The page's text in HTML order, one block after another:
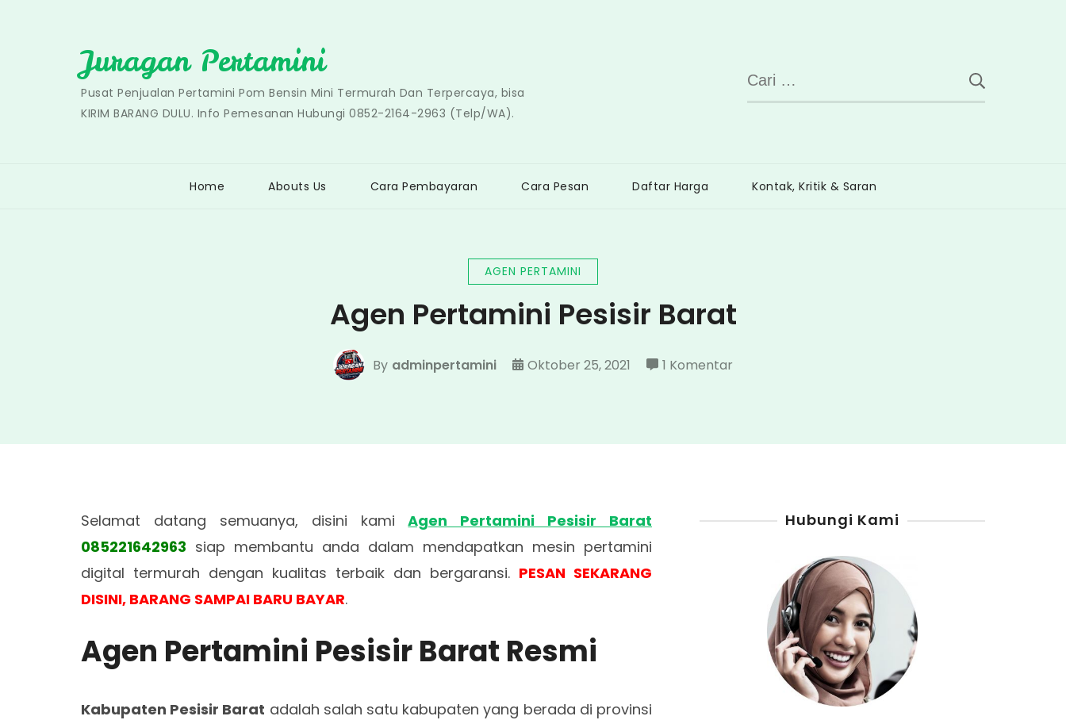
Juragan Pertamini
Pusat Penjualan Pertamini Pom Bensin Mini Termurah Dan Terpercaya, bisa
KIRIM BARANG DULU. Info Pemesanan Hubungi 0852-2164-2963 (Telp/WA).
Cari
untuk:
Home Abouts Us Cara Pembayaran Cara Pesan Daftar Harga Kontak, Kritik & Saran
AGEN PERTAMINI
Agen Pertamini Pesisir Barat
By adminpertamini Oktober 25, 2021 1 Komentar
Selamat datang semuanya, disini kamiAgen Pertamini Pesisir Barat
085221642963 siap membantu anda dalam mendapatkan mesin pertamini
digital termurah dengan kualitas terbaik dan bergaransi. PESAN SEKARANG
DISINI, BARANG SAMPAI BARU BAYAR.
Agen Pertamini Pesisir Barat Resmi
Kabupaten Pesisir Barat adalah salah satu kabupaten yang berada di provinsi
Hubungi Kami